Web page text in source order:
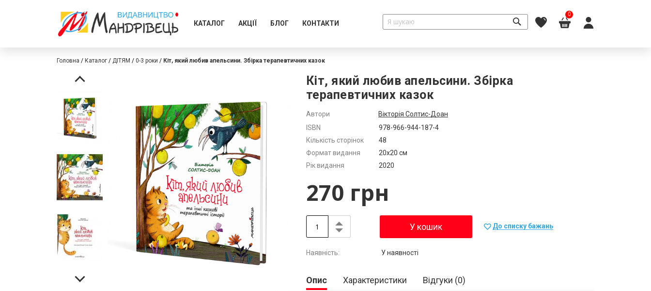
КАТАЛОГ АКЦІЇ БЛОГ КОНТАКТИ
0
Головна Каталог ДІТЯМ 0-3 роки Кіт, який любив апельсини. Збірка терапевтичних казок
Кіт, який любив апельсини. Збірка
терапевтичних казок
Автори
Вікторія Солтис-Доан
Додатково
ISBN
978-966-944-187-4
Кількість сторінок
48
Формат видання
20х20 см
Рік видання
2020
270 грн
У кошик До списку бажань
У наявності
Опис Характеристики Відгуки 0
Перейти
кінця
галереї
зображень
Перейти
початку
галереї
зображень